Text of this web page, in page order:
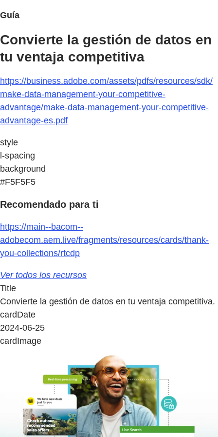
Guía
Convierte la gestión de datos en
tu ventaja competitiva
https://business.adobe.com/assets/pdfs/resources/sdk/
make-data-management-your-competitive-
advantage/make-data-management-your-competitive-
advantage-es.pdf
style
l-spacing
background
#F5F5F5
Recomendado para ti
https://main--bacom--
adobecom.aem.live/fragments/resources/cards/thank-
you-collections/rtcdp
Ver todos los recursos
Title
Convierte la gestión de datos en tu ventaja competitiva.
cardDate
2024-06-25
cardImage